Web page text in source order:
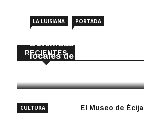
RECIENTES
LA LUISIANA PORTADA
Detenidas dos personas
locales de La Luisiana
CULTURA
El Museo de